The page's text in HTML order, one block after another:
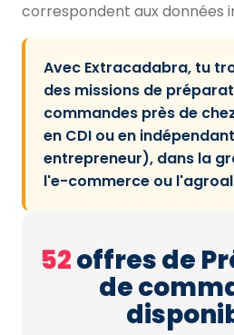
correspondent aux données
Avec Extracadabra, tu
des missions de
commandes près de
en CDI ou en
entrepreneur), dans la
l'e-commerce ou
52offres de
de